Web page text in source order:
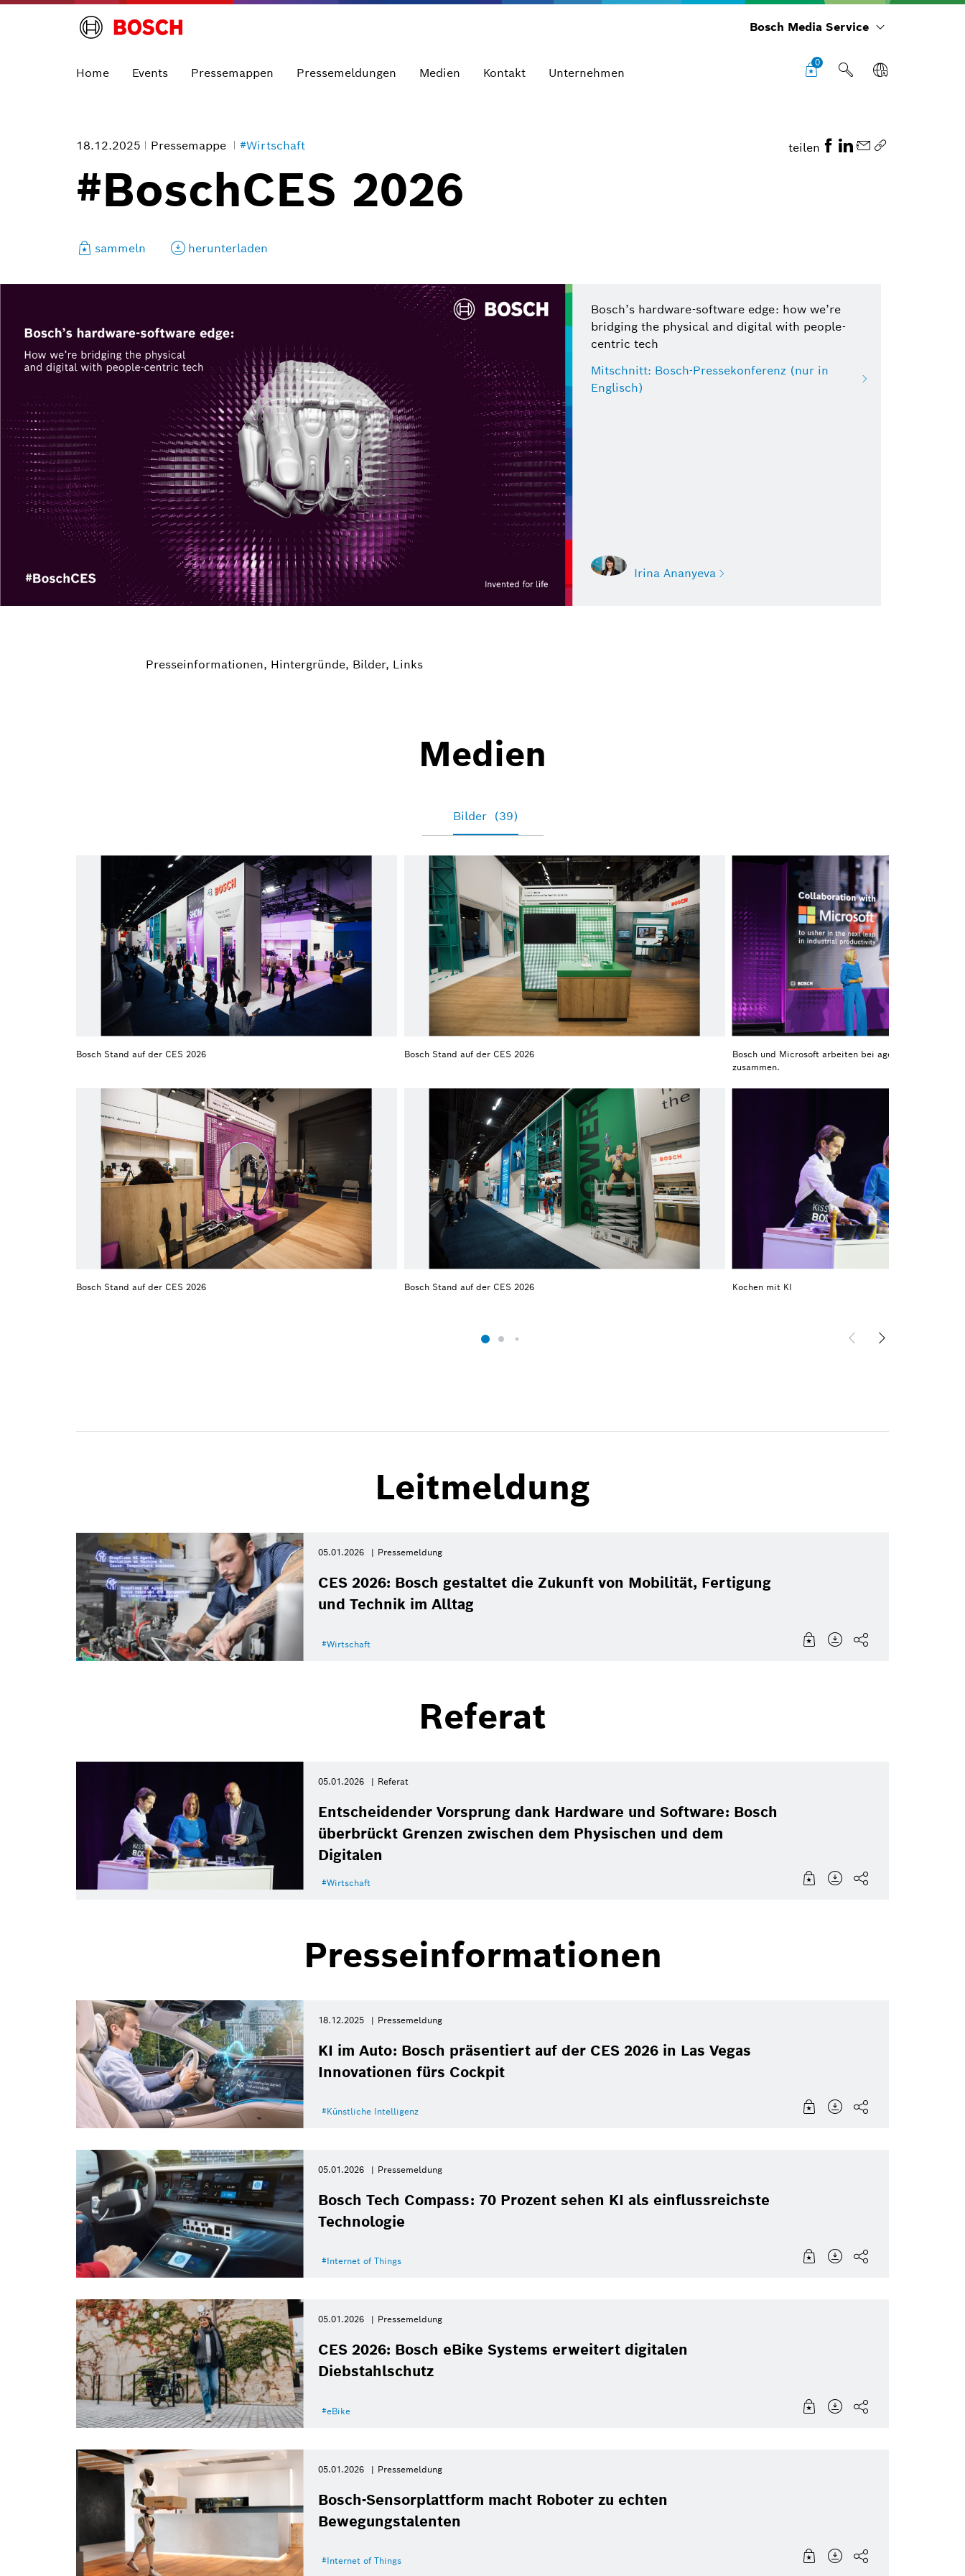
Bosch Media Service
Home Events Pressemappen Pressemeldungen Medien Kontakt Unternehmen
0
18.12.2025 Pressemappe #Wirtschaft teilen
#BoschCES 2026
sammeln herunterladen
Bosch’s hardware-software edge: how we’re
bridging the physical and digital with people-
centric tech
Mitschnitt: Bosch-Pressekonferenz (nur in
Englisch)
Irina Ananyeva
Presseinformationen, Hintergründe, Bilder, Links
Medien
Bilder (39)
Bosch Stand auf der CES 2026
Bosch Stand auf der CES 2026
Bosch Stand auf der CES 2026
Bosch Stand auf der CES 2026
Bosch und Microsoft arbeiten bei agentischer KI für
zusammen.
Kochen mit KI
Bosch Stand auf der CES 2026 Bildinformation 1/39
Bosch Stand auf der CES 2026
Leitmeldung
05.01.2026 Pressemeldung
CES 2026: Bosch gestaltet die Zukunft von Mobilität, Fertigung
und Technik im Alltag
Wirtschaft
Referat
05.01.2026 Referat
Entscheidender Vorsprung dank Hardware und Software: Bosch
überbrückt Grenzen zwischen dem Physischen und dem
Digitalen
Wirtschaft
Presseinformationen
18.12.2025 Pressemeldung
KI im Auto: Bosch präsentiert auf der CES 2026 in Las Vegas
Innovationen fürs Cockpit
Künstliche Intelligenz
05.01.2026 Pressemeldung
Bosch Tech Compass: 70 Prozent sehen KI als einflussreichste
Technologie
Internet of Things
05.01.2026 Pressemeldung
CES 2026: Bosch eBike Systems erweitert digitalen
Diebstahlschutz
eBike
05.01.2026 Pressemeldung
Bosch-Sensorplattform macht Roboter zu echten
Bewegungstalenten
Internet of Things